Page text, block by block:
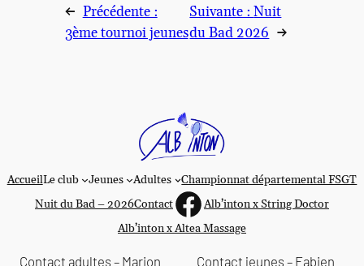
← Précédente :
3ème tournoi jeunes
Suivante :Nuit
du Bad 2026 →
AccueilLe club Jeunes Adultes
Championnat départemental FSGT
Nuit du Bad – 2026Contacthttps://Alb’inton x String Doctor
Alb’inton x Altea Massage
Contact adultes – Marion Contact jeunes – Fabien